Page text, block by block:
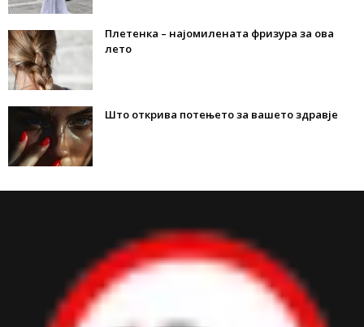
Плетенка – најомилената фризура за ова
лето
Што открива потењето за вашето здравје